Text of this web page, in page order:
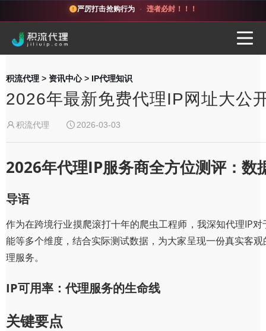
严厉打击抢购行为 · 违者必封！！！
积流代理 > 资讯中心> IP代理知识
2026年最新免费代理IP网址大公
积流代理 2026-03-03
2026年代理IP服务商全方位测评：
导语
作为在跨境行业摸爬滚打十年的爬虫工程师，我深知代理IP
能等多个维度，结合实际测试数据，为大家呈现一份真实客
理服务。
IP可用率：代理服务的生命线
关键要点